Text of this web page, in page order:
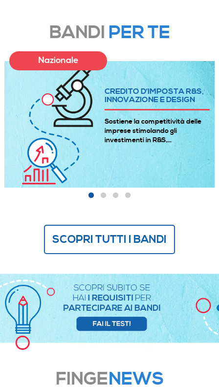
BANDI PER TE
Nazionale
CREDITO D’IMPOSTA PER
INVESTIMENTI IN BENI
STRUMENTALI
Incentiva le imprese che
investono in beni strumentali
nuovi, materiali e...
SCOPRI TUTTI I BANDI
FINGENEWS